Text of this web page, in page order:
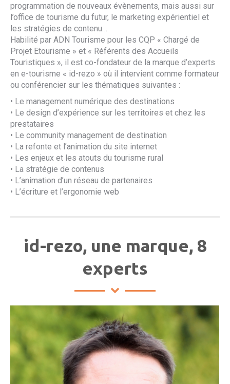
programmation de nouveaux évènements, mais aussi sur
l’office de tourisme du futur, le marketing expérientiel et
les stratégies de contenu…
Habilité par ADN Tourisme pour les CQP « Chargé de
Projet Etourisme » et « Référents des Accueils
Touristiques », il est co-fondateur de la marque d’experts
en e-tourisme « id-rezo » où il intervient comme formateur
ou conférencier sur les thématiques suivantes :
• Le management numérique des destinations
• Le design d’expérience sur les territoires et chez les
prestataires
• Le community management de destination
• La refonte et l’animation du site internet
• Les enjeux et les atouts du tourisme rural
• La stratégie de contenus
• L’animation d’un réseau de partenaires
• L’écriture et l’ergonomie web
id-rezo, une marque, 8
experts